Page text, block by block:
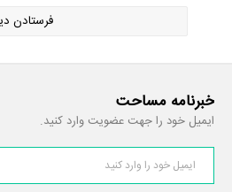
خبرنامه مساحت
ایمیل خود را جهت عضویت وارد کنید.